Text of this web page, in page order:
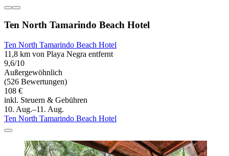
Ten North Tamarindo Beach Hotel
Ten North Tamarindo Beach Hotel
11,8 km von Playa Negra entfernt
9,6/10
Außergewöhnlich
(526 Bewertungen)
108 €
inkl. Steuern & Gebühren
10. Aug.–11. Aug.
Ten North Tamarindo Beach Hotel